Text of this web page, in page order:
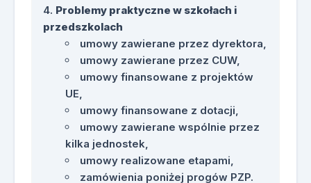
Problemy praktyczne w szkołach i
przedszkolach
umowy zawierane przez dyrektora,
umowy zawierane przez CUW,
umowy finansowane z projektów
UE,
umowy finansowane z dotacji,
umowy zawierane wspólnie przez
kilka jednostek,
umowy realizowane etapami,
zamówienia poniżej progów PZP.